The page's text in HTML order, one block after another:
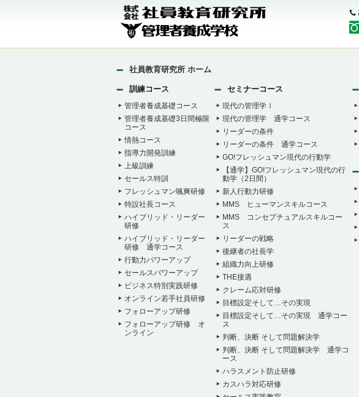
社員教育研究所 ホーム
訓練コース
管理者養成基礎コース
管理者養成基礎3日間極限
コース
情熱コース
指導力開発訓練
上級訓練
セールス特訓
フレッシュマン颯爽研修
特設社長コース
ハイブリッド・リーダー
研修
ハイブリッド・リーダー
研修 通学コース
行動力パワーアップ
セールスパワーアップ
ビジネス特別実践研修
オンライン若手社員研修
フォローアップ研修
フォローアップ研修 オ
ンライン
セミナーコース
現代の管理学Ⅰ
現代の管理学 通学コース
リーダーの条件
リーダーの条件 通学コース
GO!フレッシュマン現代の行動学
【通学】GO!フレッシュマン現代の行
動学（2日間）
新人行動力研修
MMS ヒューマンスキルコース
MMS コンセプチュアルスキルコー
ス
リーダーの戦略
後継者の社長学
組織力向上研修
THE接遇
クレーム応対研修
目標設定そして…その実現
目標設定そして…その実現 通学コー
ス
判断、決断 そして問題解決学
判断、決断 そして問題解決学 通学コ
ース
ハラスメント防止研修
カスハラ対応研修